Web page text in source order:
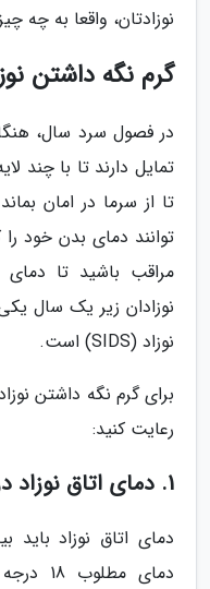
نوزادتان، واقعا به چه
گرم نگه داشتن
در فصول سرد سال،
تمایل دارند تا با چند
توانند دمای بدن خود
مراقب باشید تا دمای
نوزادان زیر یک سال
نوزاد (SIDS) است.
برای گرم نگه داشتن
رعایت کنید:
1. دمای اتاق نوزاد در فصول سرد
دمای